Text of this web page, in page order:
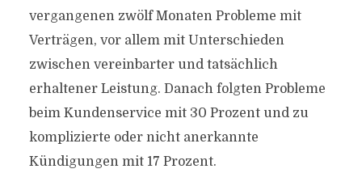
vergangenen zwölf Monaten Probleme mit
Verträgen, vor allem mit Unterschieden
zwischen vereinbarter und tatsächlich
erhaltener Leistung. Danach folgten Probleme
beim Kundenservice mit 30 Prozent und zu
komplizierte oder nicht anerkannte
Kündigungen mit 17 Prozent.